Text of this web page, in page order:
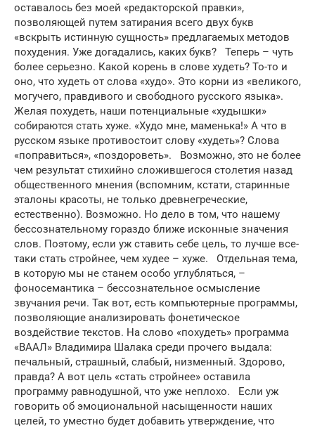
оставалось без моей «редакторской правки»,
позволяющей путем затирания всего двух букв
«вскрыть истинную сущность» предлагаемых методов
похудения. Уже догадались, каких букв? Теперь – чуть
более серьезно. Какой корень в слове худеть? То-то и
оно, что худеть от слова «худо». Это корни из «великого,
могучего, правдивого и свободного русского языка».
Желая похудеть, наши потенциальные «худышки»
собираются стать хуже. «Худо мне, маменька!» А что в
русском языке противостоит слову «худеть»? Слова
«поправиться», «поздороветь». Возможно, это не более
чем результат стихийно сложившегося столетия назад
общественного мнения (вспомним, кстати, старинные
эталоны красоты, не только древнегреческие,
естественно). Возможно. Но дело в том, что нашему
бессознательному гораздо ближе исконные значения
слов. Поэтому, если уж ставить себе цель, то лучше все-
таки стать стройнее, чем худее – хуже. Отдельная тема,
в которую мы не станем особо углубляться, –
фоносемантика – бессознательное осмысление
звучания речи. Так вот, есть компьютерные программы,
позволяющие анализировать фонетическое
воздействие текстов. На слово «похудеть» программа
«ВААЛ» Владимира Шалака среди прочего выдала:
печальный, страшный, слабый, низменный. Здорово,
правда? А вот цель «стать стройнее» оставила
программу равнодушной, что уже неплохо. Если уж
говорить об эмоциональной насыщенности наших
целей, то уместно будет добавить утверждение, что